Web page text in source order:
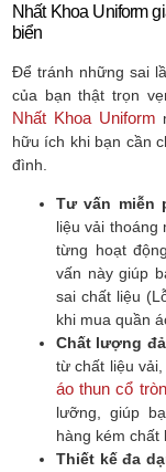
Nhất Khoa Uniform
biển
Để tránh những sai
của bạn thật trọn
Nhất Khoa Uniform
hữu ích khi bạn cần
đình.
Tư vấn miễn
liệu vải thoáng
từng hoạt
vấn này giúp
sai chất liệu
khi mua quần
Chất lượng
từ chất liệu
áo thun cổ tròn
lưỡng, giúp
hàng kém chất
Thiết kế đa